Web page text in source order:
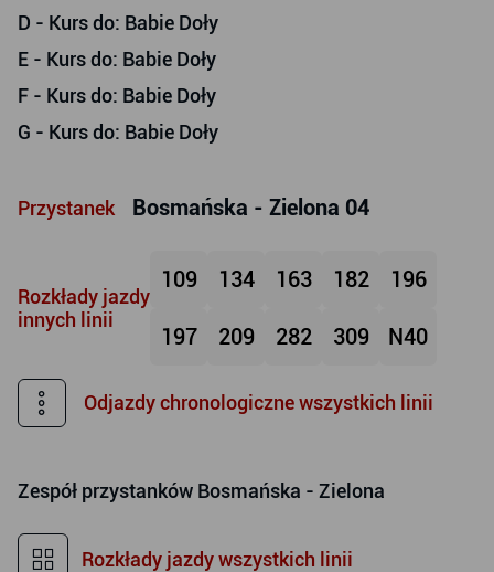
D - Kurs do: Babie Doły
E - Kurs do: Babie Doły
F - Kurs do: Babie Doły
G - Kurs do: Babie Doły
Przystanek Bosmańska - Zielona 04
Rozkłady jazdy
innych linii
109 134 163 182 196
197 209 282 309 N40
Odjazdy chronologiczne wszystkich linii
Zespół przystanków Bosmańska - Zielona
Rozkłady jazdy wszystkich linii